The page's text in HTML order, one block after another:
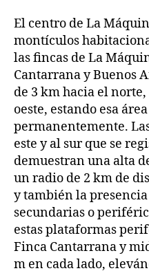
El centro de La
montículos
las fincas de La
Cantarrana y Buenos
de 3 km hacia el
oeste, estando esa
permanentemente.
este y al sur que se
demuestran una alta
un radio de 2 km de
y también la
secundarias o
estas plataformas
Finca Cantarrana y
m en cada lado,